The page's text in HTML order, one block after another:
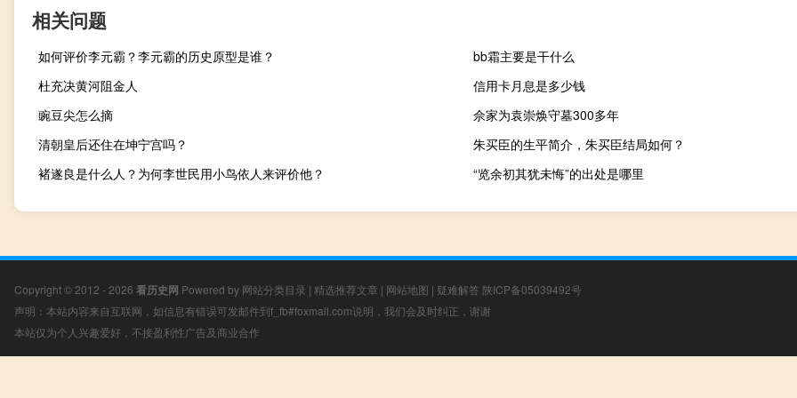
相关问题
如何评价李元霸？李元霸的历史原型是谁？
bb霜主要是干什么
杜充决黄河阻金人
信用卡月息是多少钱
豌豆尖怎么摘
佘家为袁崇焕守墓300多年
清朝皇后还住在坤宁宫吗？
朱买臣的生平简介，朱买臣结局如何？
褚遂良是什么人？为何李世民用小鸟依人来评价他？
“览余初其犹未悔”的出处是哪里
Copyright © 2012 - 2026 看历史网 Powered by 网站分类目录 | 精选推荐文章 | 网站地图 | 疑难解答 陕ICP备05039492号
声明：本站内容来自互联网，如信息有错误可发邮件到f_fb#foxmail.com说明，我们会及时纠正，谢谢
本站仅为个人兴趣爱好，不接盈利性广告及商业合作